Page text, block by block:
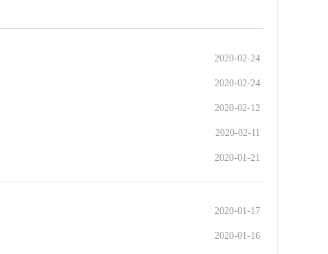
2020-02-24
2020-02-24
2020-02-12
2020-02-11
2020-01-21
2020-01-17
2020-01-16